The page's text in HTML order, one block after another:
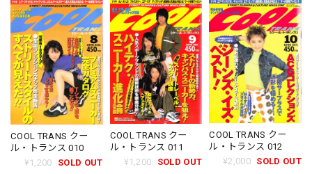
COOL TRANS クー
ル・トランス 010
¥1,200
SOLD OUT
COOL TRANS クー
ル・トランス 011
¥1,200
SOLD OUT
COOL TRANS クー
ル・トランス 012
¥2,000 SOLD OUT